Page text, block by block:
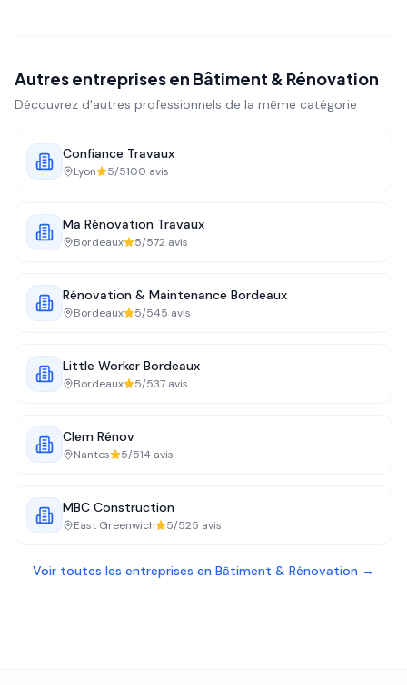
Autres entreprises en Bâtiment & Rénovation
Découvrez d'autres professionnels de la même catégorie
Confiance Travaux
Lyon 5/5100 avis
Ma Rénovation Travaux
Bordeaux 5/572 avis
Rénovation & Maintenance Bordeaux
Bordeaux 5/545 avis
Little Worker Bordeaux
Bordeaux 5/537 avis
Clem Rénov
Nantes 5/514 avis
MBC Construction
East Greenwich 5/525 avis
Voir toutes les entreprises en Bâtiment & Rénovation →